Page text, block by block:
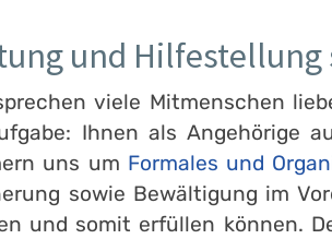
und
viele Mitmenschen
Ihnen als Angehörige
uns um Formales und
sowie Bewältigung im
und somit erfüllen können.